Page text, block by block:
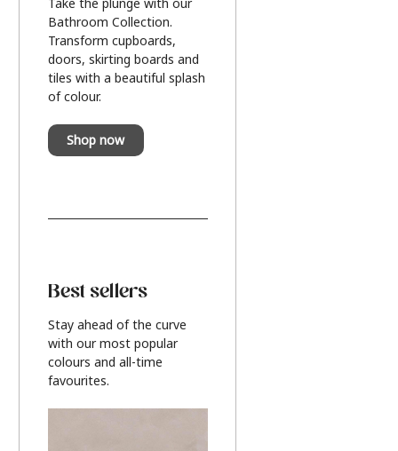
Bathroom Collection.
Transform cupboards,
doors, skirting boards and
tiles with a beautiful splash
of colour.
Shop now
Best sellers
Stay ahead of the curve
with our most popular
colours and all-time
favourites.